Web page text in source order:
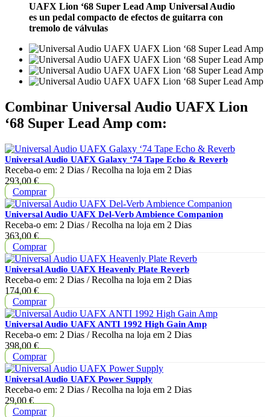
UAFX Lion ‘68 Super Lead Amp Universal Audio
es un pedal compacto de efectos de guitarra con
tremolo de válvulas
Combinar Universal Audio UAFX Lion
‘68 Super Lead Amp com:
Universal Audio UAFX Galaxy ‘74 Tape Echo & Reverb
Receba-o em: 2 Dias / Recolha na loja em 2 Dias
Preço
293,00 €
Comprar
Universal Audio UAFX Del-Verb Ambience Companion
Receba-o em: 2 Dias / Recolha na loja em 2 Dias
Preço
363,00 €
Comprar
Universal Audio UAFX Heavenly Plate Reverb
Receba-o em: 2 Dias / Recolha na loja em 2 Dias
Preço
174,00 €
Comprar
Universal Audio UAFX ANTI 1992 High Gain Amp
Receba-o em: 2 Dias / Recolha na loja em 2 Dias
Preço
398,00 €
Comprar
Universal Audio UAFX Power Supply
Receba-o em: 2 Dias / Recolha na loja em 2 Dias
Preço
29,00 €
Comprar